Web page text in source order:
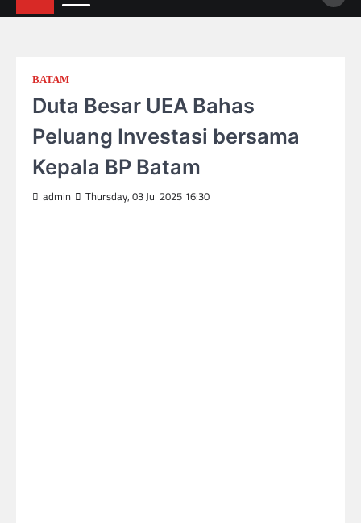
BATAM
Duta Besar UEA Bahas
Peluang Investasi bersama
Kepala BP Batam
admin Thursday, 03 Jul 2025 16:30